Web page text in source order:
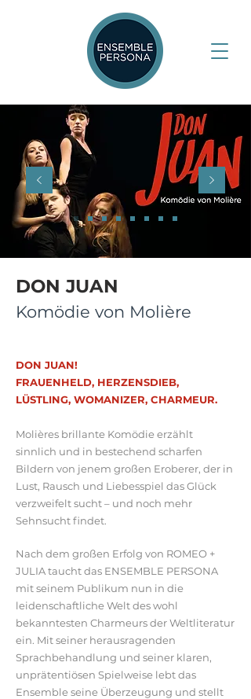
DON JUAN
Komödie von Molière
DON JUAN!
FRAUENHELD, HERZENSDIEB,
LÜSTLING, WOMANIZER, CHARMEUR.
Molières brillante Komödie erzählt
sinnlich und in bestechend scharfen
Bildern von jenem großen Eroberer, der in
Lust, Rausch und Liebesspiel das Glück
verzweifelt sucht – und noch mehr
Sehnsucht findet.
Nach dem großen Erfolg von ROMEO +
JULIA taucht das ENSEMBLE PERSONA
mit seinem Publikum nun in die
leidenschaftliche Welt des wohl
bekanntesten Charmeurs der Weltliteratur
ein. Mit seiner herausragenden
Sprachbehandlung und seiner klaren,
unprätentiösen Spielweise lebt das
Ensemble seine Überzeugung und stellt